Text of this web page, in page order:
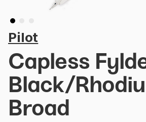
Pilot
Capless
Black/
Broad